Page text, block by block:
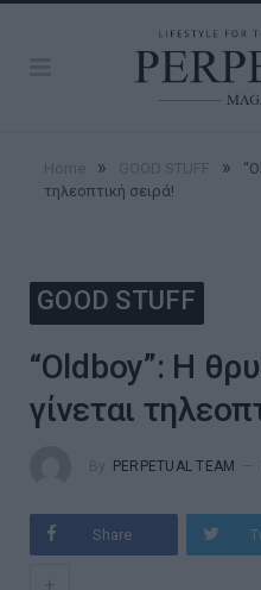
» »
τηλεοπτική σειρά!
GOOD STUFF
“Oldboy”: Η
γίνεται
PERPETUAL TEAM
Share